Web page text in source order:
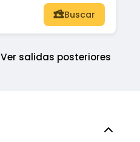
Buscar
Ver salidas posteriores